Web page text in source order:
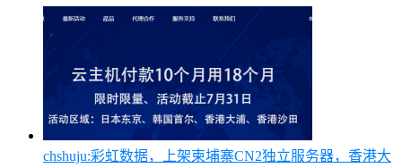
chshuju:彩虹数据，上架柬埔寨CN2独立服务器，香港大